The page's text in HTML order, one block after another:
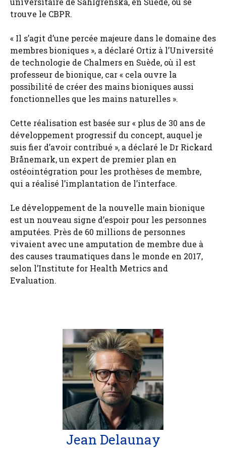
trouve le CBPR.
« Il s’agit d’une percée majeure dans le domaine des
membres bioniques », a déclaré Ortiz à l’Université
de technologie de Chalmers en Suède, où il est
professeur de bionique, car « cela ouvre la
possibilité de créer des mains bioniques aussi
fonctionnelles que les mains naturelles ».
Cette réalisation est basée sur « plus de 30 ans de
développement progressif du concept, auquel je
suis fier d’avoir contribué », a déclaré le Dr Rickard
Brånemark, un expert de premier plan en
ostéointégration pour les prothèses de membre,
qui a réalisé l’implantation de l’interface.
Le développement de la nouvelle main bionique
est un nouveau signe d’espoir pour les personnes
amputées. Près de 60 millions de personnes
vivaient avec une amputation de membre due à
des causes traumatiques dans le monde en 2017,
selon l’Institute for Health Metrics and
Evaluation.
Jean Delaunay